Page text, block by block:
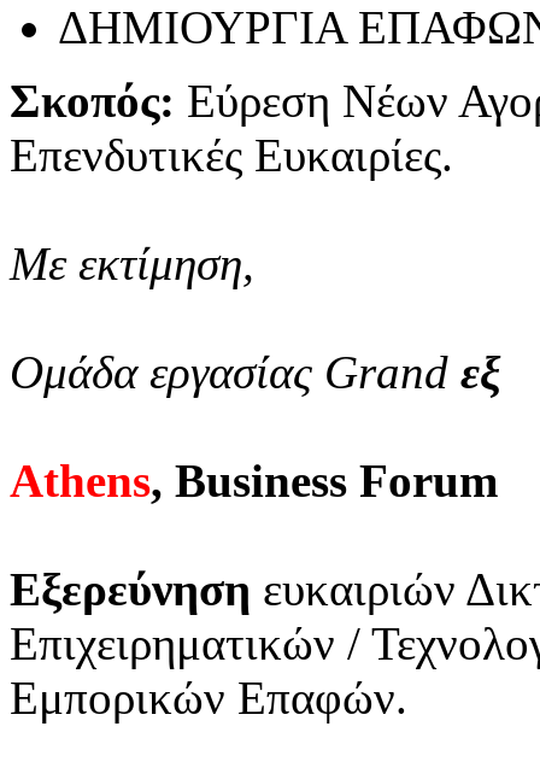
ΔΗΜΙΟΥΡΓΙΑ
Σκοπός: Εύρεση Νέων
Επενδυτικές Ευκαιρίες.
Με εκτίμηση,
Ομάδα εργασίας Grand εξ
Athens, Business Forum
Εξερεύνηση ευκαιριών
Επιχειρηματικών /
Εμπορικών Επαφών.